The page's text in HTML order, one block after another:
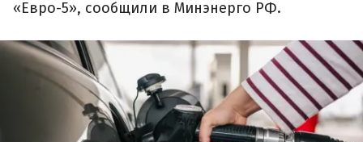
«Евро-5», сообщили в Минэнерго РФ.